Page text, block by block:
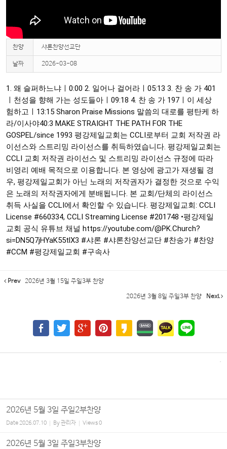
찬양 샤론찬양선교단
날짜 2026-03-08
1. 왜 슬퍼하느냐ㅣ 0:00 2. 일어나 걸어라ㅣ 05:13 3. 찬 송 가 401
ㅣ천성을 향해 가는 성도들아ㅣ 09:18 4. 찬 송 가 197ㅣ이 세상
험하고ㅣ 13:15 Sharon Praise Missions 말씀의 대로를 평탄케 하
라/이사야40:3 MAKE STRAIGHT THE PATH FOR THE
GOSPEL/since 1993 평강제일교회는 CCLI로부터 교회 저작권 라
이선스와 스트리밍 라이선스를 취득하였습니다. 평강제일교회는
CCLI 교회 저작권 라이선스 및 스트리밍 라이선스 규정에 따라
비영리 예배 목적으로 이용합니다. 본 영상에 광고가 재생될 경
우, 평강제일교회가 아닌 노래의 저작권자가 결정한 것으로 수익
은 노래의 저작권자에게 분배됩니다. 본 교회/단체의 라이선스
취득 사실을 CCLI에서 확인할 수 있습니다. 평강제일교회: CCLI
License #660334, CCLI Streaming License #201748 •평강제일
교회 공식 유튜브 채널 https://youtube.com/@PK.Church?
si=DN5Q7jHYaK55tlX3 #샤론 #샤론찬양선교단 #찬송가 #찬양
#CCM #평강제일교회 #구속사
Prev 2026년 3월 15일 주일3부 찬양
2026년 3월 8일 주일3부 찬양 Next
2026년 5월 3일 주일2부찬양
Date2026.07.10 By관리자 Views0
2026년 5월 3일 주일3부찬양